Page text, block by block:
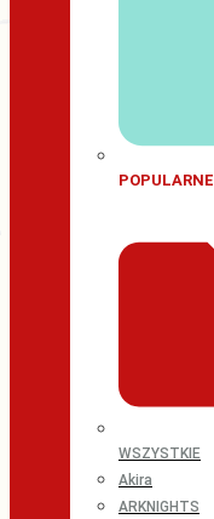
POPULARNE
WSZYSTKIE
Akira
ARKNIGHTS